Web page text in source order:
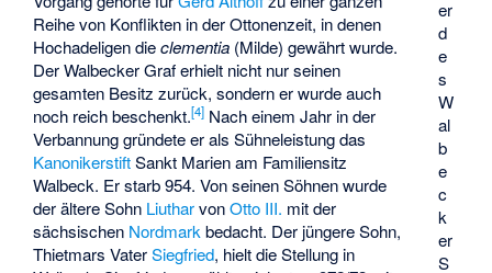
er
d
e
s
W
al
b
e
c
k
er
S
Reihe von Konflikten in der Ottonenzeit, in denen
Hochadeligen dieclementia (Milde) gewährt wurde.
Der Walbecker Graf erhielt nicht nur seinen
gesamten Besitz zurück, sondern er wurde auch
noch reich beschenkt.[4] Nach einem Jahr in der
Verbannung gründete er als Sühneleistung das
KanonikerstiftSankt Marien am Familiensitz
Walbeck. Er starb 954. Von seinen Söhnen wurde
der ältere Sohn LiutharvonOtto III. mit der
sächsischen Nordmark bedacht. Der jüngere Sohn,
Thietmars VaterSiegfried, hielt die Stellung in